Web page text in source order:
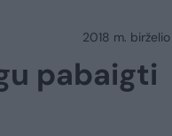
2018 m.
pabaigti